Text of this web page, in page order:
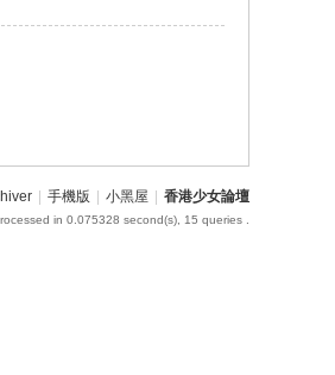
手機版 小黑屋 香港少女論壇
in 0.075328 second(s), 15 queries .